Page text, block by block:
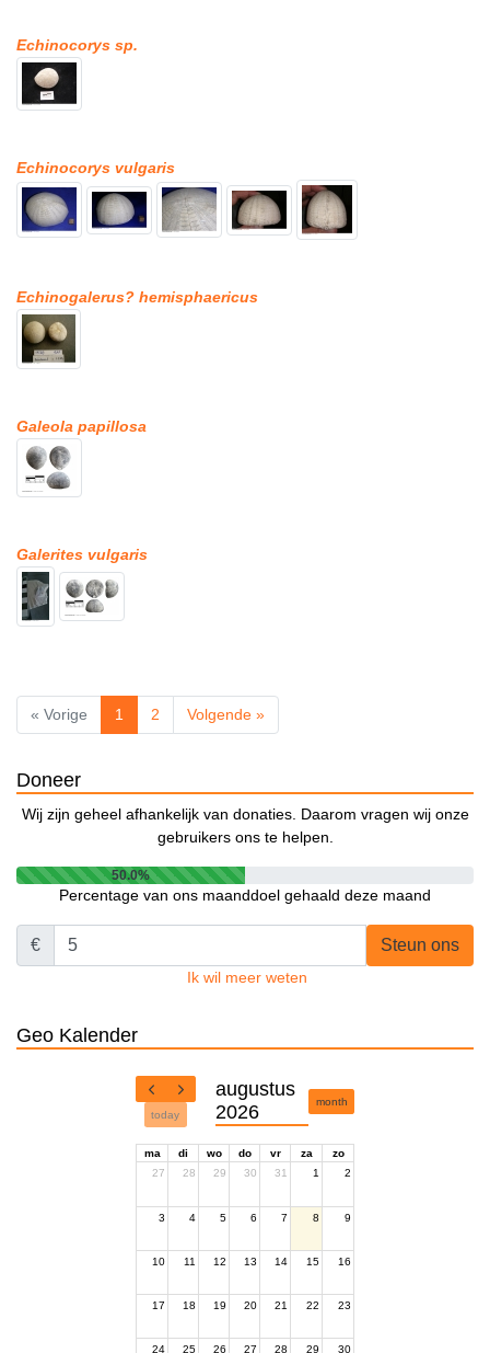
Echinocorys sp.
Echinocorys vulgaris
Echinogalerus? hemisphaericus
Galeola papillosa
Galerites vulgaris
« Vorige 1 2 Volgende »
Doneer
Wij zijn geheel afhankelijk van donaties. Daarom vragen wij onze
gebruikers ons te helpen.
50.0%
Percentage van ons maanddoel gehaald deze maand
€ Steun ons
Ik wil meer weten
Geo Kalender
today
augustus
2026
month
ma di wo do vr za
zo
27
28 29 30 31 1 2
3 4 5 6 7 8 9
10 11 12 13 14 15 16
17 18 19 20 21 22 23
24 25 26 27 28 29 30